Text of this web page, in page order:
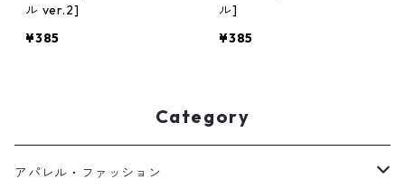
ル ver.2]
¥385
ル]
¥385
Category
アパレル・ファッション